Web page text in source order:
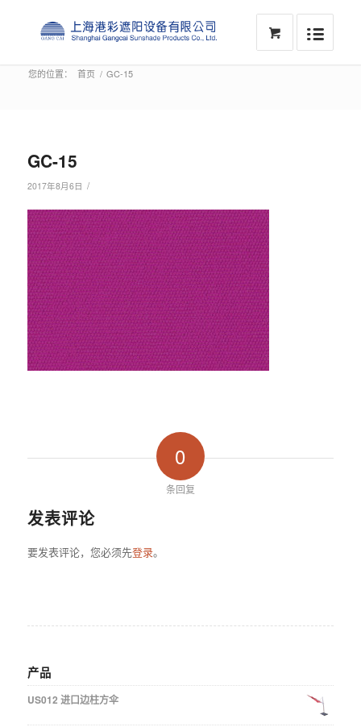
您的位置： 首页 / GC-15
GC-15
2017年8月6日 /
0
条回复
发表评论
要发表评论，您必须先登录。
产品
US012 进口边柱方伞